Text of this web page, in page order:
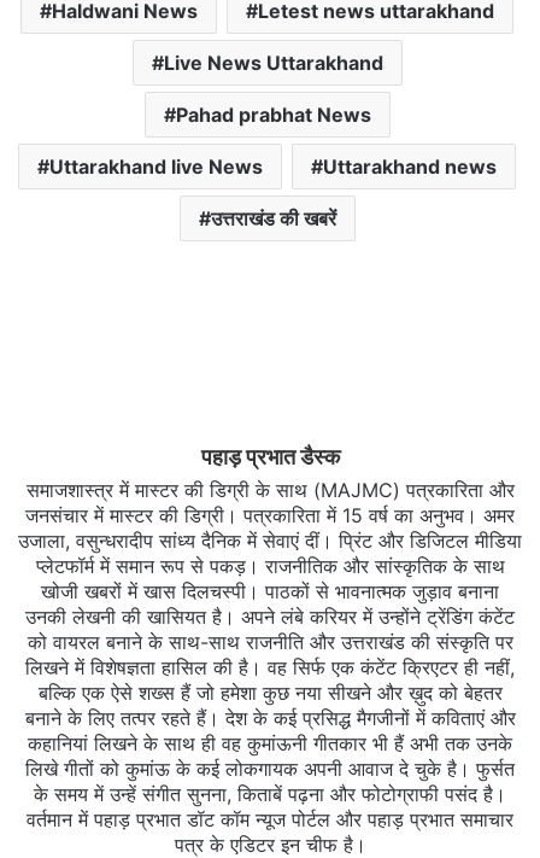
Haldwani News Letest news uttarakhand
Live News Uttarakhand
Pahad prabhat News
Uttarakhand live News Uttarakhand news
उत्तराखंड की खबरें
पहाड़ प्रभात डैस्क
समाजशास्त्र में मास्टर की डिग्री के साथ (MAJMC) पत्रकारिता और
जनसंचार में मास्टर की डिग्री। पत्रकारिता में 15 वर्ष का अनुभव। अमर
उजाला, वसुन्धरादीप सांध्य दैनिक में सेवाएं दीं। प्रिंट और डिजिटल मीडिया
प्लेटफॉर्म में समान रूप से पकड़। राजनीतिक और सांस्कृतिक के साथ
खोजी खबरों में खास दिलचस्‍पी। पाठकों से भावनात्मक जुड़ाव बनाना
उनकी लेखनी की खासियत है। अपने लंबे करियर में उन्होंने ट्रेंडिंग कंटेंट
को वायरल बनाने के साथ-साथ राजनीति और उत्तराखंड की संस्कृति पर
लिखने में विशेषज्ञता हासिल की है। वह सिर्फ एक कंटेंट क्रिएटर ही नहीं,
बल्कि एक ऐसे शख्स हैं जो हमेशा कुछ नया सीखने और ख़ुद को बेहतर
बनाने के लिए तत्पर रहते हैं। देश के कई प्रसिद्ध मैगजीनों में कविताएं और
कहानियां लिखने के साथ ही वह कुमांऊनी गीतकार भी हैं अभी तक उनके
लिखे गीतों को कुमांऊ के कई लोकगायक अपनी आवाज दे चुके है। फुर्सत
के समय में उन्हें संगीत सुनना, किताबें पढ़ना और फोटोग्राफी पसंद है।
वर्तमान में पहाड़ प्रभात डॉट कॉम न्यूज पोर्टल और पहाड़ प्रभात समाचार
पत्र के एडिटर इन चीफ है।